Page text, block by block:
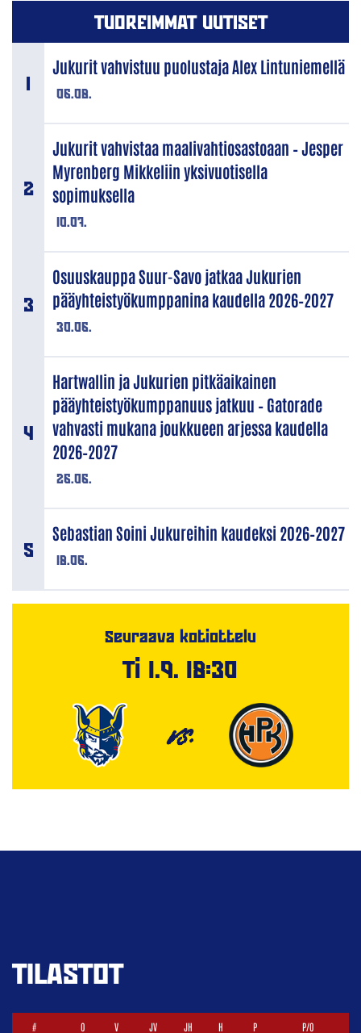
TUOREIMMAT UUTISET
06.08.
Jukurit vahvistuu puolustaja Alex Lintuniemellä
10.07.
Jukurit vahvistaa maalivahtiosastoaan – Jesper
Myrenberg Mikkeliin yksivuotisella
sopimuksella
30.06.
Osuuskauppa Suur-Savo jatkaa Jukurien
pääyhteistyökumppanina kaudella 2026–2027
26.06.
Hartwallin ja Jukurien pitkäaikainen
pääyhteistyökumppanuus jatkuu – Gatorade
vahvasti mukana joukkueen arjessa kaudella
2026–2027
18.06.
Sebastian Soini Jukureihin kaudeksi 2026–2027
Seuraava kotiottelu
Ti 1.9. 18:30
VS.
TILASTOT
# O V JV JH H P P/O